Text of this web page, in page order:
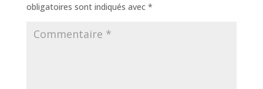
obligatoires sont indiqués avec *